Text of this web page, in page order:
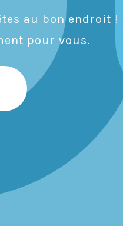
au bon endroit !
pour vous.